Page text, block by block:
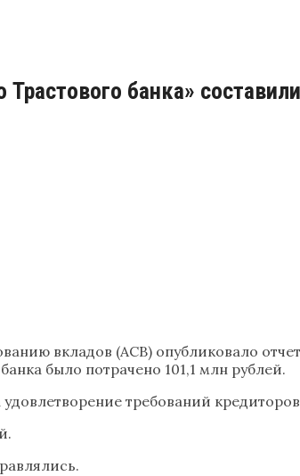
банка»
вкладов (АСВ) опубликовало
было потрачено 101,1 млн рублей.
удовлетворение требований